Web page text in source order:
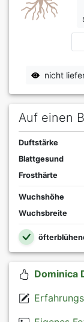
nicht
Auf einen
Duftstärke
Blattgesund
Frosthärte
Wuchshöhe
Wuchsbreite
Dominica